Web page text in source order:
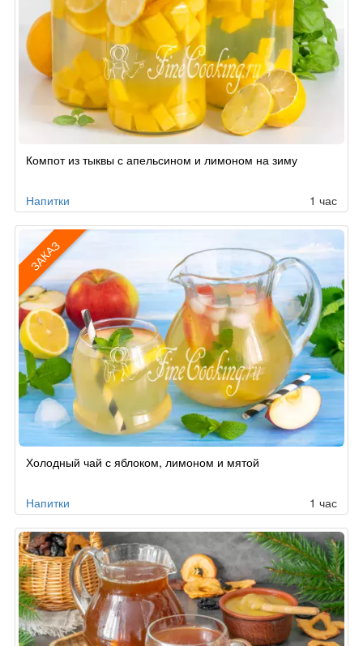
Компот из тыквы с апельсином и лимоном на зиму
Напитки 1 час
ЗАКАЗ
по
Холодный чай с яблоком, лимоном и мятой
Напитки 1 час